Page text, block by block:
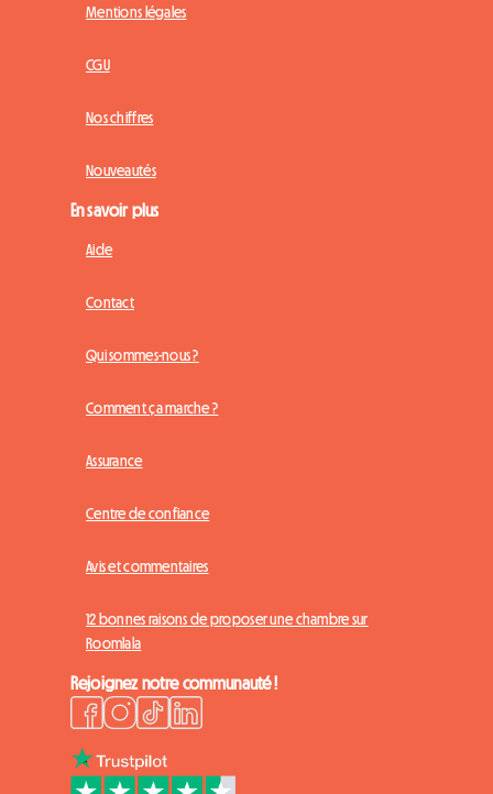
Mentions légales
CGU
Nos chiffres
Nouveautés
En savoir plus
Aide
Contact
Qui sommes-nous ?
Comment ça marche ?
Assurance
Centre de confiance
Avis et commentaires
12 bonnes raisons de proposer une chambre sur
Roomlala
Rejoignez notre communauté !